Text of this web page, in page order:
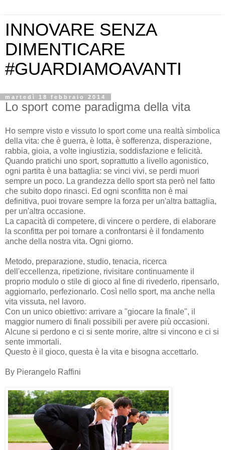
INNOVARE SENZA
DIMENTICARE
#GUARDIAMOAVANTI
martedì 18 febbraio 2014
Lo sport come paradigma della vita
Ho sempre visto e vissuto lo sport come una realtà simbolica
della vita: che è guerra, è lotta, è sofferenza, disperazione,
rabbia, gioia, a volte ingiustizia, soddisfazione e felicità.
Quando pratichi uno sport, soprattutto a livello agonistico,
ogni partita è una battaglia: se vinci vivi, se perdi muori
sempre un poco. La grandezza dello sport sta però nel fatto
che subito dopo rinasci. Ed ogni sconfitta non è mai
definitiva, puoi trovare sempre la forza per un'altra battaglia,
per un'altra occasione.
La capacità di competere, di vincere o perdere, di elaborare
la sconfitta per poi tornare a confrontarsi è il fondamento
anche della nostra vita. Ogni giorno.
Metodo, preparazione, studio, tenacia, ricerca
dell'eccellenza, ripetizione, rivisitare continuamente il
proprio modulo o stile di gioco al fine di rivederlo, ripensarlo,
aggiornarlo, perfezionarlo. Così nello sport, ma anche nella
vita vissuta, nel lavoro.
Con un unico obiettivo: arrivare a "giocare la finale", il
maggior numero di finali possibili per avere più occasioni.
Alcune si perdono e ci si sente morire, altre si vincono e ci si
sente immortali.
Questo è il gioco, questa è la vita e bisogna accettarlo.
By Pierangelo Raffini